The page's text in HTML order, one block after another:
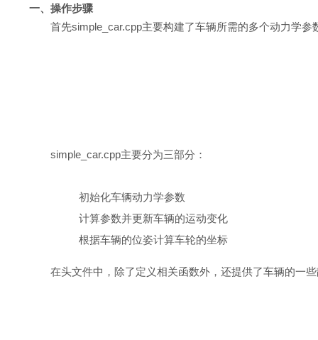
一、操作步骤
首先simple_car.cpp主要构建了车辆所需的多个动力学
simple_car.cpp主要分为三部分：
初始化车辆动力学参数
计算参数并更新车辆的运动变化
根据车辆的位姿计算车轮的坐标
在头文件中，除了定义相关函数外，还提供了车辆的一